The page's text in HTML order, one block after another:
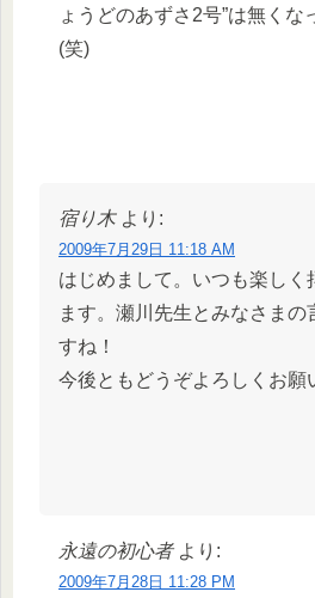
ょうどのあずさ2号”は無くな
(笑)
宿り木 より:
2009年7月29日 11:18 AM
はじめまして。いつも楽しく
ます。瀬川先生とみなさまの
すね！
今後ともどうぞよろしくお願
永遠の初心者 より:
2009年7月28日 11:28 PM